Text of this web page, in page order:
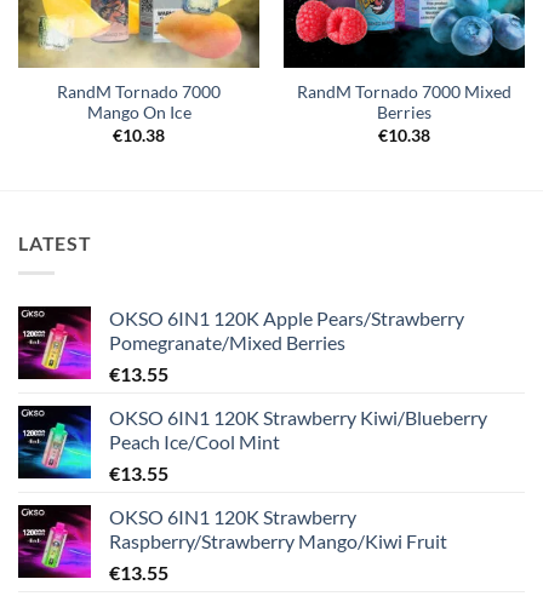
RandM Tornado 7000
Mango On Ice
€10.38
RandM Tornado 7000 Mixed
Berries
€10.38
LATEST
OKSO 6IN1 120K Apple Pears/Strawberry
Pomegranate/Mixed Berries
€13.55
OKSO 6IN1 120K Strawberry Kiwi/Blueberry
Peach Ice/Cool Mint
€13.55
OKSO 6IN1 120K Strawberry
Raspberry/Strawberry Mango/Kiwi Fruit
€13.55